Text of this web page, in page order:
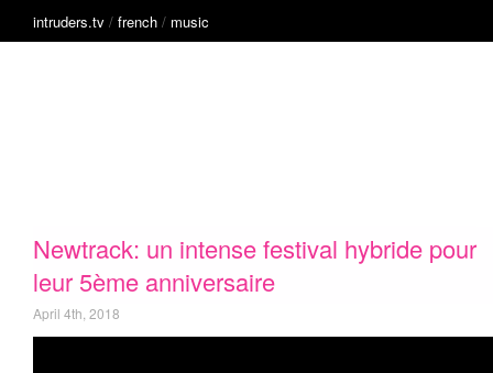
intruders.tv / french / music
Newtrack: un intense festival hybride pour
leur 5ème anniversaire
April 4th, 2018